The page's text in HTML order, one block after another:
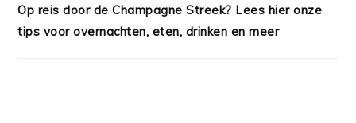
Op reis door de Champagne Streek? Lees hier onze
tips voor overnachten, eten, drinken en meer